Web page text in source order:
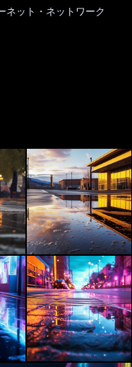
ネット・ネットワーク